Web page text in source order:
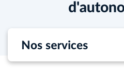
Nos services